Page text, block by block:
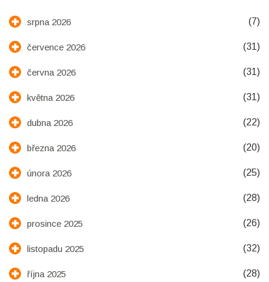
srpna 2026 (7)
července 2026 (31)
června 2026 (31)
května 2026 (31)
dubna 2026 (22)
března 2026 (20)
února 2026 (25)
ledna 2026 (28)
prosince 2025 (26)
listopadu 2025 (32)
října 2025 (28)